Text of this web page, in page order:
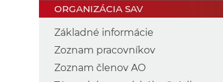
ORGANIZÁCIA SAV
Základné informácie
Zoznam pracovníkov
Zoznam členov AO